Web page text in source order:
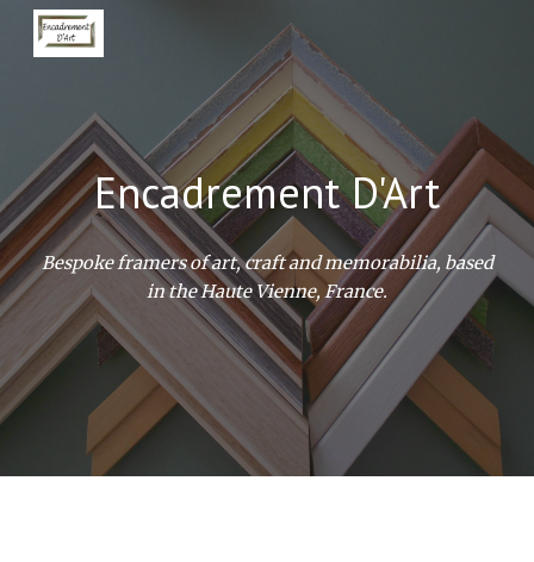
Skip to main content
Encadrement D'Art
Bespoke framers of art, craft and memorabilia, based
in the Haute Vienne, France.